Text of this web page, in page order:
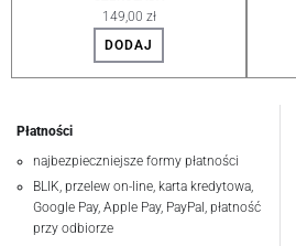
149,00 zł
DODAJ
Płatności
najbezpieczniejsze formy płatności
BLIK, przelew on-line, karta kredytowa,
Google Pay, Apple Pay, PayPal, płatność
przy odbiorze